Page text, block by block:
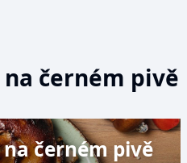
černém pivě
černém pivě